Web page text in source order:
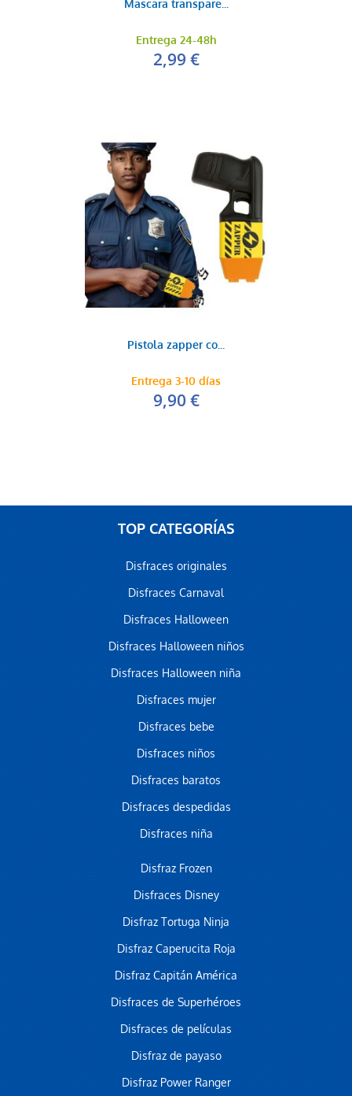
Mascara transpare...
Entrega 24-48h
2,99 €
Pistola zapper co...
Entrega 3-10 días
9,90 €
TOP CATEGORÍAS
Disfraces originales
Disfraces Carnaval
Disfraces Halloween
Disfraces Halloween niños
Disfraces Halloween niña
Disfraces mujer
Disfraces bebe
Disfraces niños
Disfraces baratos
Disfraces despedidas
Disfraces niña
Disfraz Frozen
Disfraces Disney
Disfraz Tortuga Ninja
Disfraz Caperucita Roja
Disfraz Capitán América
Disfraces de Superhéroes
Disfraces de películas
Disfraz de payaso
Disfraz Power Ranger